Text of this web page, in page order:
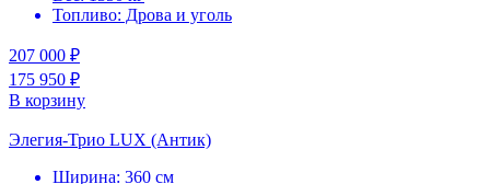
Топливо: Дрова и уголь
207 000 ₽
175 950 ₽
В корзину
Элегия-Трио LUX (Антик)
Ширина: 360 см